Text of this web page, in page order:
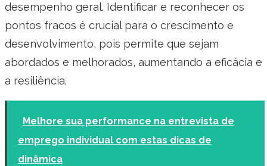
desempenho geral. Identificar e reconhecer os
pontos fracos é crucial para o crescimento e
desenvolvimento, pois permite que sejam
abordados e melhorados, aumentando a eficácia e
a resiliência.
Melhore sua performance na entrevista de
emprego individual com estas dicas de
dinâmica